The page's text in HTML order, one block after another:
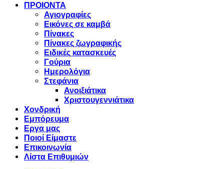
ΠΡΟΙΟΝΤΑ
Αγιογραφίες
Εικόνες σε καμβά
Πίνακες
Πίνακες ζωγραφικής
Ειδικές κατασκευές
Γούρια
Ημερολόγια
Στεφάνια
Ανοιξιάτικα
Χριστουγεννιάτικα
Χονδρική
Εμπόρευμα
Εργα μας
Ποιοί Είμαστε
Επικοινωνία
Λίστα Επιθυμιών